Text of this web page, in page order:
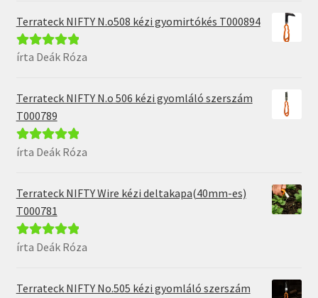
Terrateck NIFTY N.o508 kézi gyomirtókés T000894
Értékelés: 5/
írta Deák Róza
Terrateck NIFTY N.o 506 kézi gyomláló szerszám
T000789
Értékelés: 5/
írta Deák Róza
Terrateck NIFTY Wire kézi deltakapa(40mm-es)
T000781
Értékelés: 5/
írta Deák Róza
Terrateck NIFTY No.505 kézi gyomláló szerszám